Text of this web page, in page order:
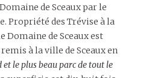
de Sceaux par le
Propriété des Trévise à la
Domaine de Sceaux est
à la ville de Sceaux en
et le plus beau parc de tout le